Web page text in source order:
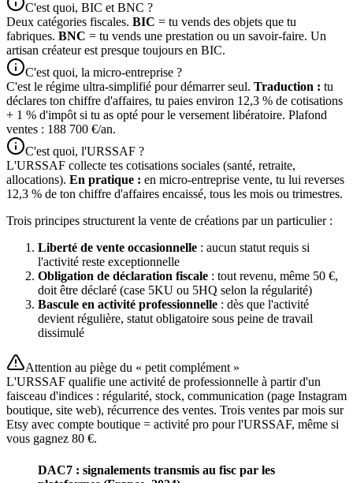
C'est quoi, BIC et BNC ?
Deux catégories fiscales. BIC = tu vends des objets que tu
fabriques. BNC = tu vends une prestation ou un savoir-faire. Un
artisan créateur est presque toujours en BIC.
C'est quoi, la micro-entreprise ?
C'est le régime ultra-simplifié pour démarrer seul. Traduction : tu
déclares ton chiffre d'affaires, tu paies environ 12,3 % de cotisations
+ 1 % d'impôt si tu as opté pour le versement libératoire. Plafond
ventes : 188 700 €/an.
C'est quoi, l'URSSAF ?
L'URSSAF collecte tes cotisations sociales (santé, retraite,
allocations). En pratique : en micro-entreprise vente, tu lui reverses
12,3 % de ton chiffre d'affaires encaissé, tous les mois ou trimestres.
Trois principes structurent la vente de créations par un particulier :
Liberté de vente occasionnelle : aucun statut requis si
l'activité reste exceptionnelle
Obligation de déclaration fiscale : tout revenu, même 50 €,
doit être déclaré (case 5KU ou 5HQ selon la régularité)
Bascule en activité professionnelle : dès que l'activité
devient régulière, statut obligatoire sous peine de travail
dissimulé
Attention au piège du « petit complément »
L'URSSAF qualifie une activité de professionnelle à partir d'un
faisceau d'indices : régularité, stock, communication (page Instagram
boutique, site web), récurrence des ventes. Trois ventes par mois sur
Etsy avec compte boutique = activité pro pour l'URSSAF, même si
vous gagnez 80 €.
DAC7 : signalements transmis au fisc par les